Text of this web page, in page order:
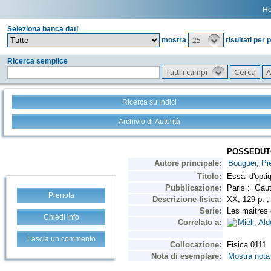
Seleziona banca dati
mostra
25 risultati per
Ricerca semplice
Tutti i campi
Ricerca su indici
Archivio di Autorità
Prenota
Chiedi info
Lascia un commento